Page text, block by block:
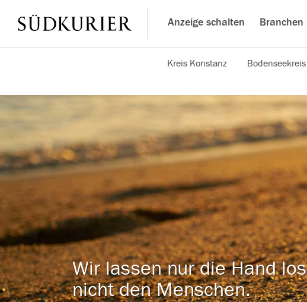
Anzeige schalten Branchen
Kreis Konstanz Bodenseekreis
Wir lassen nur die Hand
nicht den Menschen.